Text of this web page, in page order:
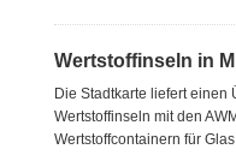
Wertstoffinseln in
Die Stadtkarte liefert einen
Wertstoffinseln mit den
Wertstoffcontainern für